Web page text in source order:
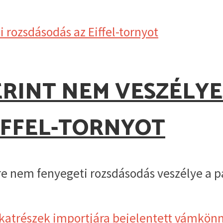
NEM
TORNYOT
fenyegeti rozsdásodás veszélye a